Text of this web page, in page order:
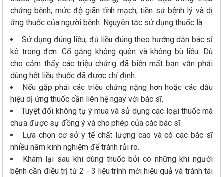
chứng bệnh, mức độ giãn tĩnh mạch, tiền sử bệnh lý và dị
ứng thuốc của người bệnh. Nguyên tắc sử dụng thuốc là:
Sử dụng đúng liều, đủ liều đúng theo hướng dẫn bác sĩ
kê trong đơn. Cố gắng không quên và không bù liều. Dù
cho cảm thấy các triệu chứng đã biến mất bạn vẫn phải
dùng hết liều thuốc đã được chỉ định.
Nếu gặp phải các triệu chứng nặng hơn hoặc các dấu
hiệu dị ứng thuốc cần liên hệ ngay với bác sĩ.
Tuyệt đối không tự ý mua và sử dụng các loại thuốc mà
chưa được sự đồng ý và cho phép của các bác sĩ.
Lựa chọn cơ sở y tế chất lượng cao và có các bác sĩ
nhiều năm kinh nghiệm để tránh rủi ro.
Khám lại sau khi dùng thuốc bởi có những khi người
bệnh cần điều trị từ 2 - 3 liệu trình mới hiệu quả và tránh tái